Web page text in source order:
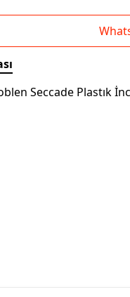
Seccade Plastık